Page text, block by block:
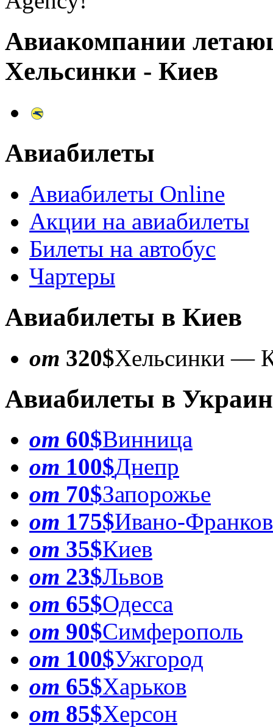
Авиакомпании
Хельсинки - Киев
Авиабилеты
Авиабилеты Online
Акции на авиабилеты
Билеты на автобус
Чартеры
Авиабилеты в Киев
от 320$Хельсинки —
Авиабилеты в
от 60$Винница
от 100$Днепр
от 70$Запорожье
от 175$Ивано-
от 35$Киев
от 23$Львов
от 65$Одесса
от 90$Симферополь
от 100$Ужгород
от 65$Харьков
от 85$Херсон